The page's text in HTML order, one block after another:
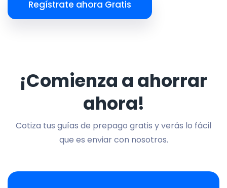
Regístrate ahora Gratis
¡Comienza a ahorrar
ahora!
Cotiza tus guías de prepago gratis y verás lo fácil
que es enviar con nosotros.